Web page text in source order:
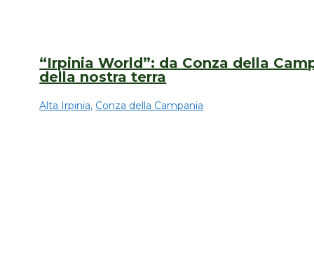
“Irpinia World”: da Conza della
della nostra terra
Alta Irpinia, Conza della Campania